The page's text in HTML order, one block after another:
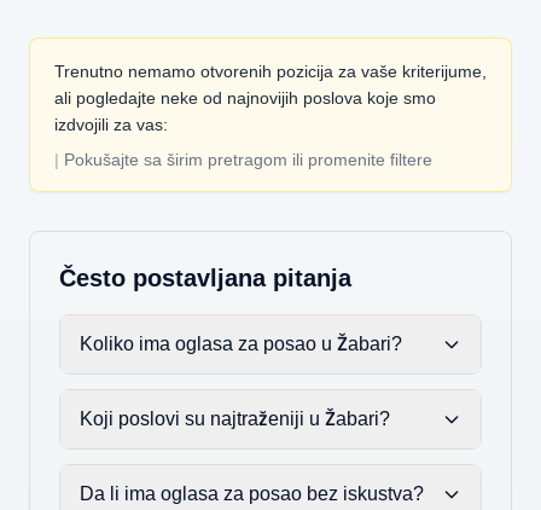
Trenutno nemamo otvorenih pozicija za vaše kriterijume,
ali pogledajte neke od najnovijih poslova koje smo
izdvojili za vas:
| Pokušajte sa širim pretragom ili promenite filtere
Često postavljana pitanja
Koliko ima oglasa za posao u Žabari?
Koji poslovi su najtraženiji u Žabari?
Da li ima oglasa za posao bez iskustva?